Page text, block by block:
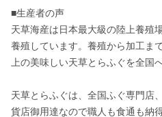
■生産者の声
天草海産は日本最大級の陸上養殖
養殖しています。養殖から加工ま
上の美味しい天草とらふぐを全国
天草とらふぐは、全国ふぐ専門店
貨店御用達なので職人も食通も納